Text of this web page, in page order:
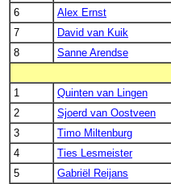
6
Alex Ernst
7
David van Kuik
8
Sanne Arendse
1
Quinten van Lingen
2
Sjoerd van Oostveen
3
Timo Miltenburg
4
Ties Lesmeister
5
Gabriël Reijans